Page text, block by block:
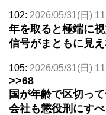
102: 2026/05/31(日)
年を取ると極端に
信号がまともに見
105: 2026/05/31(日)
>>68
国が年齢で区切っ
会社も懲役刑にすべ